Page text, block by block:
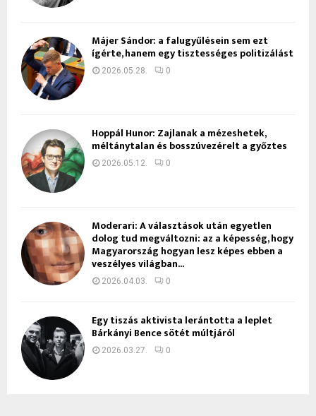
Májer Sándor: a falugyűlésein sem ezt
ígérte, hanem egy tisztességes politizálást
2026.05.28. 0
Hoppál Hunor: Zajlanak a mézeshetek,
méltánytalan és bosszúvezérelt a győztes
2026.05.12. 0
Moderari: A választások után egyetlen
dolog tud megváltozni: az a képesség, hogy
Magyarország hogyan lesz képes ebben a
veszélyes világban...
2026.04.03. 0
Egy tiszás aktivista lerántotta a leplet
Bárkányi Bence sötét múltjáról
2026.03.27. 0